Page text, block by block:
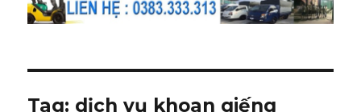
Tag: dịch vụ khoan giếng